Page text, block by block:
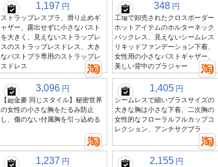
1,197 円
ストラップレスブラ、滑り止めギ
ャザー、露出せずに小さなバスト
を大きく、見えないストラップレ
スのストラップレスドレス、大き
なバストブラ専用のストラップレ
スドレス
348 円
工場で卸売されたクロスボーダー
ホットアイテムのホルターネック
バックレス、見えないシームレス
リキッドファンデーション下着、
女性用の小さなバストギャザー、
美しい背中のブラジャー
3,096 円
【趙金麥 同じスタイル】秘密世界
の女性の小さな胸をたるみ防止
し、傷のない付属胸を引っ込める
1,405 円
シームレスで細いプラスサイズの
大きな胸は小さな下着、二次胸の
女性的なフローラルフルカップコ
レクション、アンチサグブラ
1,237 円 2,155 円